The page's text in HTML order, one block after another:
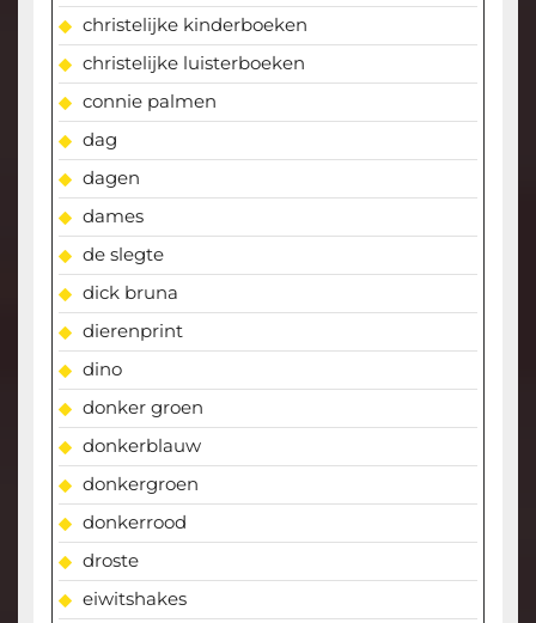
christelijke kinderboeken
christelijke luisterboeken
connie palmen
dag
dagen
dames
de slegte
dick bruna
dierenprint
dino
donker groen
donkerblauw
donkergroen
donkerrood
droste
eiwitshakes